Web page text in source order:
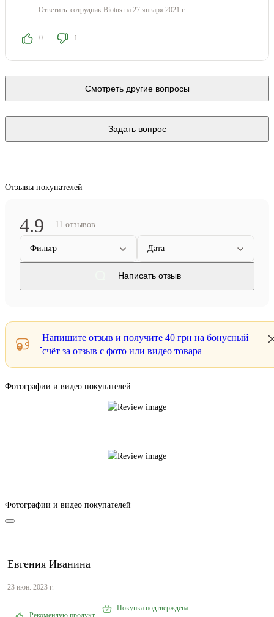
Ответить: сотрудник Biotus на 27 января 2021 г.
0 1
Смотреть другие вопросы
Задать вопрос
Отзывы покупателей
4.9 11 отзывов
Фильтр Дата
Написать отзыв
Напишите отзыв и получите 40 грн на бонусный
счёт за отзыв с фото или видео товара
Фотографии и видео покупателей
Фотографии и видео покупателей
Евгения Иванина
23 июн. 2023 г.
Рекомендую продукт
Покупка подтверждена